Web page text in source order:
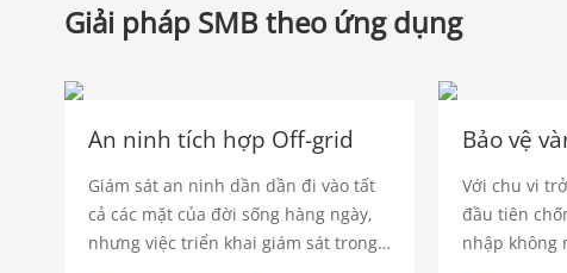
Giải pháp SMB theo ứng dụng
An ninh tích hợp Off-grid
Giám sát an ninh dần dần đi vào tất
cả các mặt của đời sống hàng ngày,
nhưng việc triển khai giám sát trong
Bảo vệ
Với chu vi
đầu tiên
nhập không